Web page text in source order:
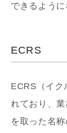
できるように
ECRS
ECRS（イク
れており、
を取った名称